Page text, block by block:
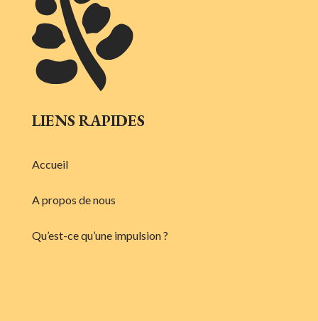
LIENS RAPIDES
Accueil
A propos de nous
Qu’est-ce qu’une impulsion ?